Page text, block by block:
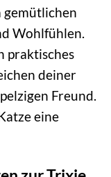
gemütlichen
Wohlfühlen.
praktisches
deiner
Freund.
eine